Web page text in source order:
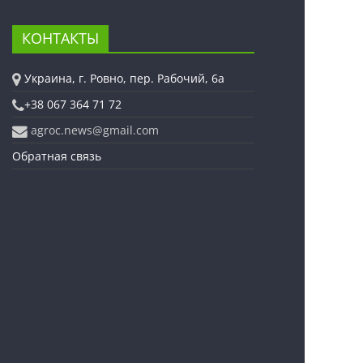
КОНТАКТЫ
Украина, г. Ровно, пер. Рабочий, 6а
+38 067 364 71 72
agroc.news@gmail.com
Обратная связь